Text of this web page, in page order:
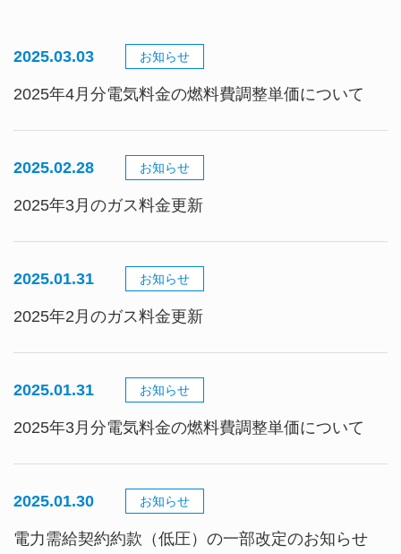
2025.03.03 お知らせ
2025年4月分電気料金の燃料費調整単価について
2025.02.28 お知らせ
2025年3月のガス料金更新
2025.01.31 お知らせ
2025年2月のガス料金更新
2025.01.31 お知らせ
2025年3月分電気料金の燃料費調整単価について
2025.01.30 お知らせ
電力需給契約約款（低圧）の一部改定のお知らせ